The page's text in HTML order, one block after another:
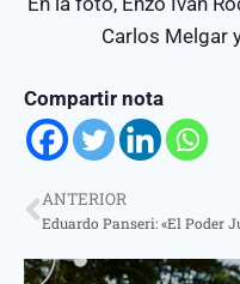
Carlos Melgar
Compartir nota
ANTERIOR